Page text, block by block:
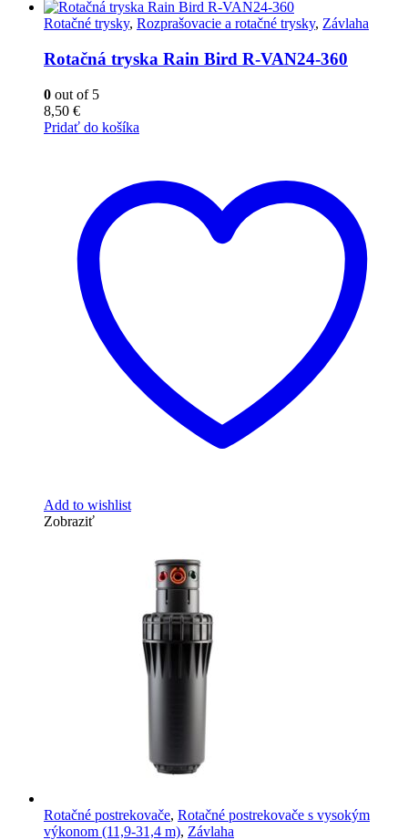
Rotačné trysky, Rozprašovacie a rotačné trysky, Závlaha
Rotačná tryska Rain Bird R-VAN24-360
0 out of 5
8,50 €
Pridať do košíka
Add to wishlist
Zobraziť
Rotačné postrekovače, Rotačné postrekovače s vysokým
výkonom (11,9-31,4 m), Závlaha